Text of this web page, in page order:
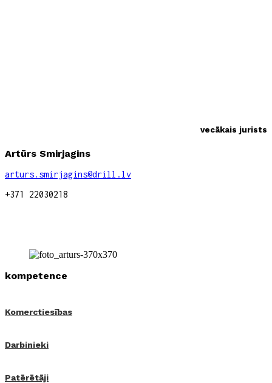
vecākais jurists
Artūrs Smirjagins
arturs.smirjagins@drill.lv
+371 22030218
kompetence
Komerctiesības
Darbinieki
Patērētāji